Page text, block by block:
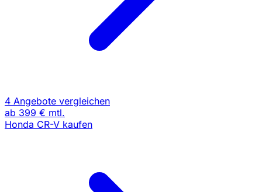
4 Angebote vergleichen
ab 399 € mtl.
Honda CR-V kaufen